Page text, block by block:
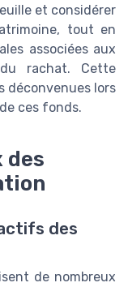
et considérer
tout en
associées aux
rachat. Cette
déconvenues lors
ces fonds.
des
des
de nombreux